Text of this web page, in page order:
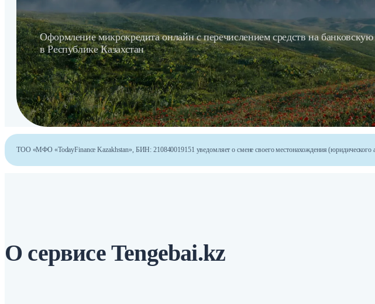
Оформление микрокредита онлайн с перечислением средств на банковскую
в Республике Казахстан
ТОО «МФО «TodayFinance Kazakhstan», БИН: 210840019151 уведомляет о смене своего местонахождения (юридического
О сервисе Tengebai.kz